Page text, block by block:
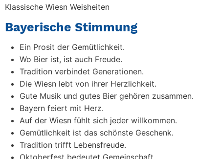
Klassische Wiesn Weisheiten
Bayerische Stimmung
Ein Prosit der Gemütlichkeit.
Wo Bier ist, ist auch Freude.
Tradition verbindet Generationen.
Die Wiesn lebt von ihrer Herzlichkeit.
Gute Musik und gutes Bier gehören zusammen.
Bayern feiert mit Herz.
Auf der Wiesn fühlt sich jeder willkommen.
Gemütlichkeit ist das schönste Geschenk.
Tradition trifft Lebensfreude.
Oktoberfest bedeutet Gemeinschaft.